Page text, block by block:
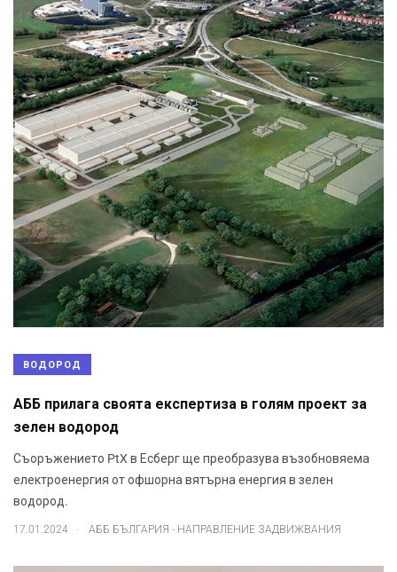
ВОДОРОД
АББ прилага своята експертиза в голям проект за
зелен водород
Съоръжението PtX в Есберг ще преобразува възобновяема
електроенергия от офшорна вятърна енергия в зелен
водород.
17.01.2024 . АББ БЪЛГАРИЯ - НАПРАВЛЕНИЕ ЗАДВИЖВАНИЯ